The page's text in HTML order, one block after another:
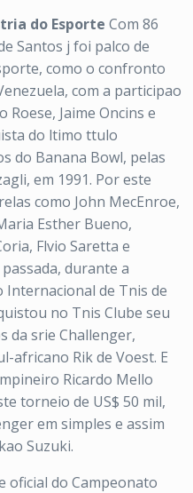
do Esporte Com 86
Santos j foi palco de
como o confronto
com a participao
Jaime Oncins e
do ltimo ttulo
do Banana Bowl, pelas
em 1991. Por este
como John MecEnroe,
Esther Bueno,
Flvio Saretta e
durante a
Internacional de Tnis de
no Tnis Clube seu
da srie Challenger,
africano Rik de Voest. E
Ricardo Mello
torneio de US$ 50 mil,
em simples e assim
Suzuki.
oficial do Campeonato